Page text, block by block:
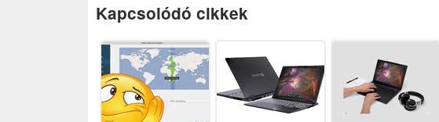
Kapcsolódó cikkek